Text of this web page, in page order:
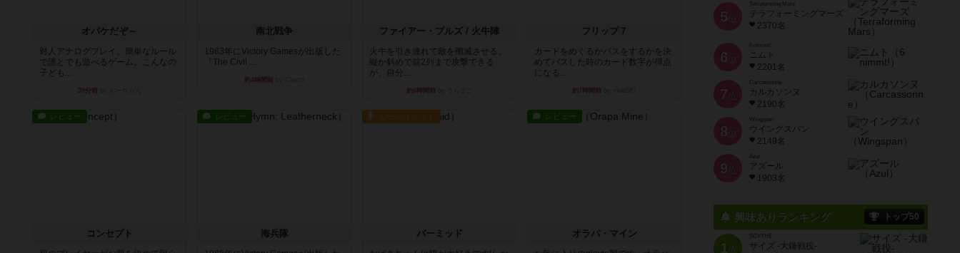
オバケだぞ～
対人アナログプレイ。簡単なルール
で誰とでも遊べるゲーム。こんなの
子ども...
39分前
南北戦争
1983年にVictory Gamesが出版した
『The Civil ...
約4時間前
ファイアー・ブルズ / 火牛陣
火牛を引き連れて敵を殲滅させる。
縦か斜めで前2列まで攻撃できる
が、自分...
約6時間前
フリップ７
カードをめくるかパスをするかを決
めてパスした時のカード数字が得点
になる...
約7時間前
レビュー
コンセプト
レビュー
海兵隊
ルール/インスト
パーミッド
レビュー
オラパ・マイン
5 位
Terraforming Mars
テラフォーミングマーズ
2370名
6 位
ニムト
2201名
7 位
Carcassonne
カルカソンヌ
2190名
8 位
Wingspan
ウイングスパン
2149名
9 位
Azul
アズール
1903名
興味ありランキング トップ50
1位
SCYTHE
サイズ -大鎌戦役-